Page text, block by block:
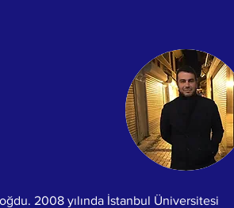
2008 yılında İstanbul Üniversitesi